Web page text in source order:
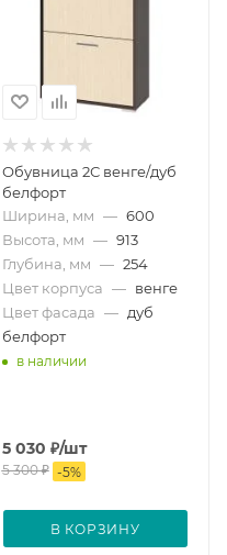
Обувница 2С венге/дуб
белфорт
Ширина, мм — 600
Высота, мм — 913
Глубина, мм — 254
Цвет корпуса — венге
Цвет фасада — дуб
белфорт
в наличии
5 030 ₽/шт
5 300₽ -5%
В КОРЗИНУ